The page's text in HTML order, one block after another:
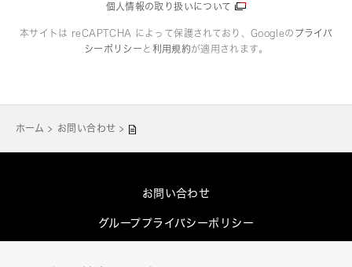
個人情報の取り扱いについて
本サイトは reCAPTCHA によって保護されており、Googleの プライバ
シーポリシー と 利用規約が適用されます。
ホーム お問い合わせ
お問い合わせ
グループプライバシーポリシー